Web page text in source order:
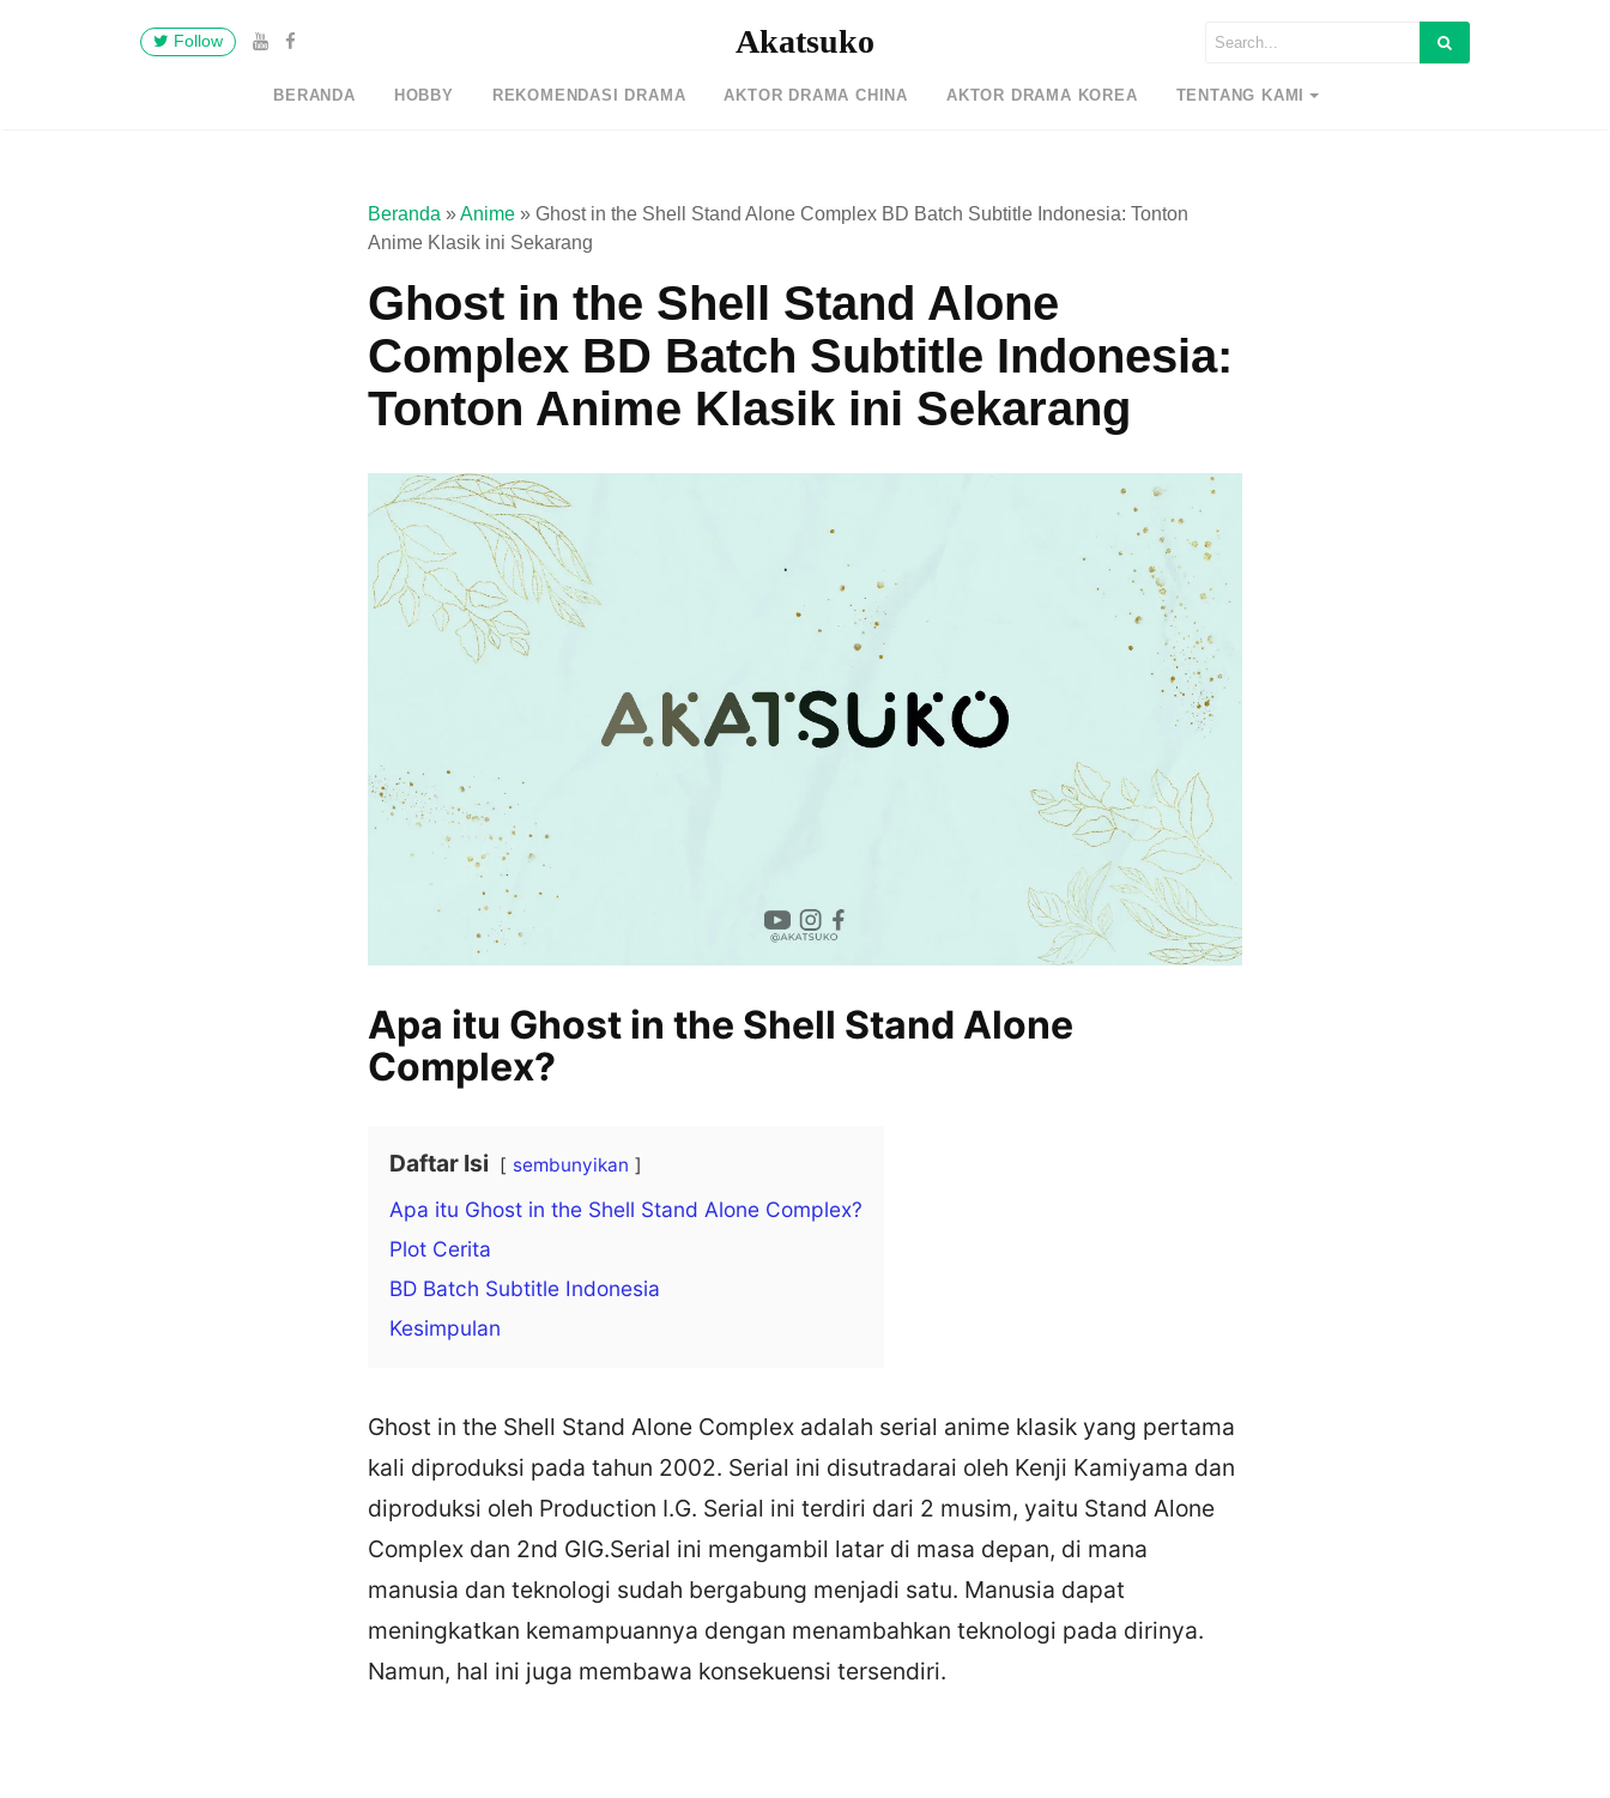
Follow Akatsuko
BERANDA HOBBY REKOMENDASI DRAMA AKTOR DRAMA CHINA AKTOR DRAMA KOREA TENTANG KAMI
Beranda »Anime » Ghost in the Shell Stand Alone Complex BD Batch Subtitle Indonesia: Tonton
Anime Klasik ini Sekarang
Ghost in the Shell Stand Alone
Complex BD Batch Subtitle Indonesia:
Tonton Anime Klasik ini Sekarang
Apa itu Ghost in the Shell Stand Alone
Complex?
Daftar Isi sembunyikan
Apa itu Ghost in the Shell Stand Alone Complex?
Plot Cerita
BD Batch Subtitle Indonesia
Kesimpulan
Ghost in the Shell Stand Alone Complex adalah serial anime klasik yang pertama
kali diproduksi pada tahun 2002. Serial ini disutradarai oleh Kenji Kamiyama dan
diproduksi oleh Production I.G. Serial ini terdiri dari 2 musim, yaitu Stand Alone
Complex dan 2nd GIG.Serial ini mengambil latar di masa depan, di mana
manusia dan teknologi sudah bergabung menjadi satu. Manusia dapat
meningkatkan kemampuannya dengan menambahkan teknologi pada dirinya.
Namun, hal ini juga membawa konsekuensi tersendiri.